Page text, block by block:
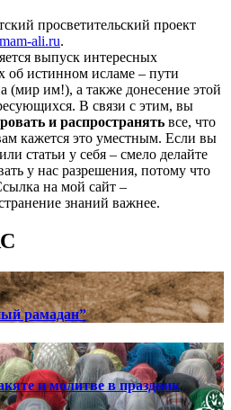
просветительский проект
ali.ru.
выпуск интересных
об истинном исламе – пути
(мир им!), а также донесение этой
В связи с этим, вы
и распространять все, что
кажется это уместным. Если вы
статьи у себя – смело делайте
у нас разрешения, потому что
на мой сайт –
знаний важнее.
рамадан”
и молитве в праздник